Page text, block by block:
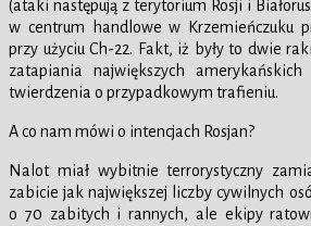
(ataki następują z terytorium Rosji i
w centrum handlowe w Krzemieńczuku
przy użyciu Ch-22. Fakt, iż były to dwie
zatapiania największych
twierdzenia o przypadkowym trafieniu.
A co nam mówi o intencjach Rosjan?
Nalot miał wybitnie terrorystyczny
zabicie jak największej liczby cywilnych
o 70 zabitych i rannych, ale ekipy